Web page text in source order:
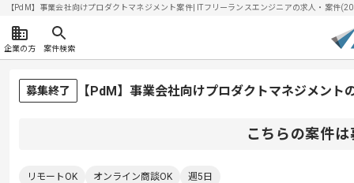
【PdM】事業会社向けプロダクトマネジメント案件| ITフリーランスエンジニアの求人・案件
企業の方 案件検索
募集終了 【PdM】事業会社向けプロダクトマネジメント
こちらの案件
リモートOK オンライン商談OK 週5日